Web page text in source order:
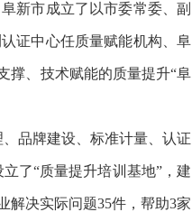
新市成立了以市委常委、副
证中心任质量赋能机构、阜
撑、技术赋能的质量提升“阜
品牌建设、标准计量、认证
了“质量提升培训基地”，建
解决实际问题35件，帮助3家